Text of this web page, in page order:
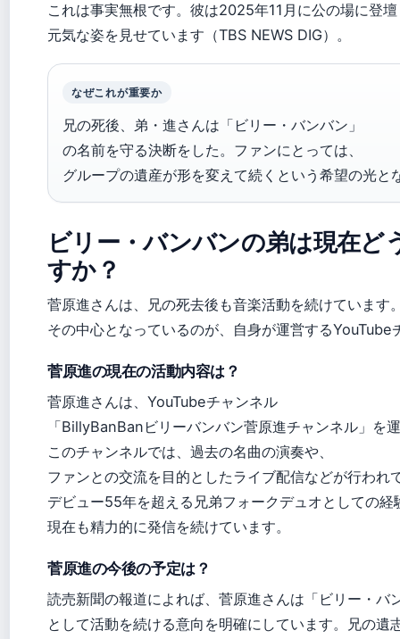
これは事実無根です。彼は2025年11月に公の場に登
元気な姿を見せています（TBS NEWS DIG）。
なぜこれが重要か
兄の死後、弟・進さんは「ビリー・バンバン」
の名前を守る決断をした。ファンにとっては、
グループの遺産が形を変えて続くという希望の光と
ビリー・バンバンの弟は現在ど
すか？
菅原進さんは、兄の死去後も音楽活動を続けています
その中心となっているのが、自身が運営するYouTube
菅原進の現在の活動内容は？
菅原進さんは、YouTubeチャンネル
「BillyBanBanビリーバンバン菅原進チャンネル」を
このチャンネルでは、過去の名曲の演奏や、
ファンとの交流を目的としたライブ配信などが行われ
デビュー55年を超える兄弟フォークデュオとしての経
現在も精力的に発信を続けています。
菅原進の今後の予定は？
読売新聞の報道によれば、菅原進さんは「ビリー・バ
として活動を続ける意向を明確にしています。兄の遺